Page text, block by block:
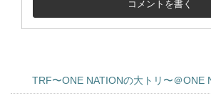
TRF〜ONE NATIONの大トリ〜＠ONE